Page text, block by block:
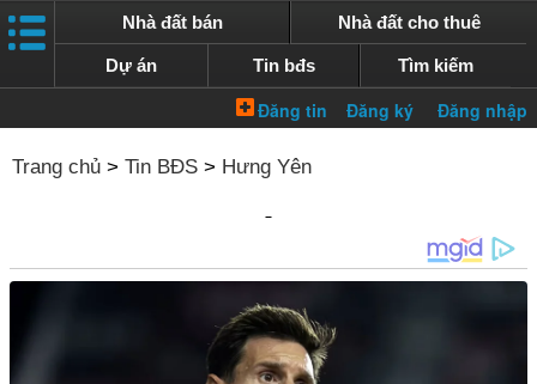
Nhà đất bán Nhà đất cho thuê
Dự án Tin bđs Tìm kiếm
Trang chủ > Tin BĐS > Hưng Yên